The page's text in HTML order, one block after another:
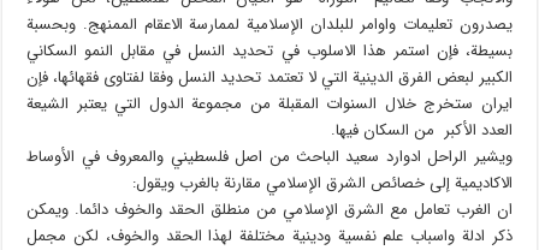
يصدرون تعليمات واوامر للبلدان الإسلامية لممارسة الاعقام الممنهج. وبحسبة
بسيطة، فإن استمر هذا الاسلوب في تحديد النسل في مقابل النمو السكاني
الكبير لبعض الفرق الدينية التي لا تعتمد تحديد النسل وفقا لفتاوى فقهائها، فإن
ايران ستخرج خلال السنوات المقبلة من مجموعة الدول التي يعتبر الشيعة
العدد الأكبر من السكان فيها.
ويشير الراحل ادوارد سعيد الباحث من اصل فلسطيني والمعروف في الأوساط
الاكاديمية إلى خصائص الشرق الإسلامي مقارنة بالغرب ويقول:
ان الغرب تعامل مع الشرق الإسلامي من منطلق الحقد والخوف دائما. ويمكن
ذكر ادلة واسباب علم نفسية ودينية مختلفة لهذا الحقد والخوف، لكن مجمل